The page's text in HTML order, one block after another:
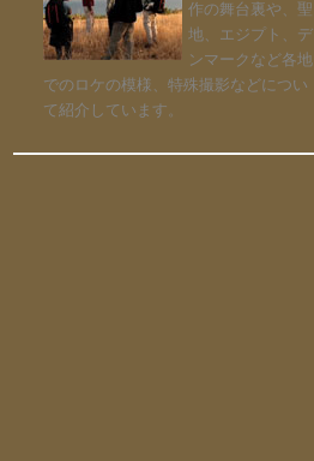
作の舞台裏や、聖
地、エジプト、デ
ンマークなど各地
でのロケの模様、特殊撮影などについ
て紹介しています。